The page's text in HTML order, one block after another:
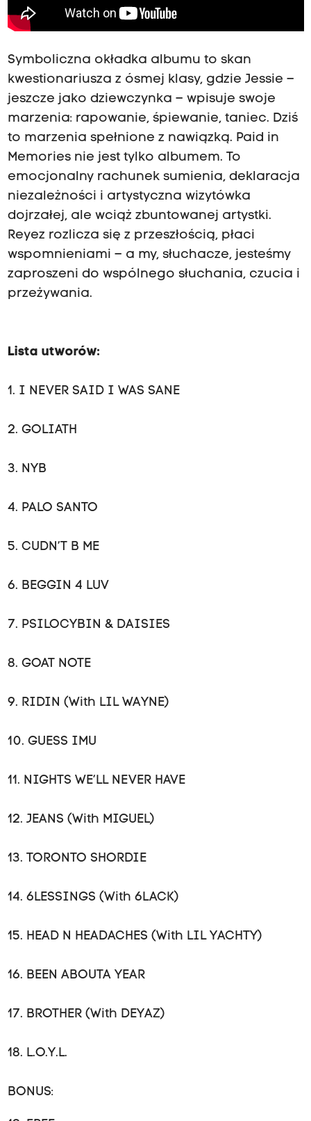
Symboliczna okładka albumu to skan
kwestionariusza z ósmej klasy, gdzie Jessie –
jeszcze jako dziewczynka – wpisuje swoje
marzenia: rapowanie, śpiewanie, taniec. Dziś
to marzenia spełnione z nawiązką. Paid in
Memories nie jest tylko albumem. To
emocjonalny rachunek sumienia, deklaracja
niezależności i artystyczna wizytówka
dojrzałej, ale wciąż zbuntowanej artystki.
Reyez rozlicza się z przeszłością, płaci
wspomnieniami – a my, słuchacze, jesteśmy
zaproszeni do wspólnego słuchania, czucia i
przeżywania.
Lista utworów:
1. I NEVER SAID I WAS SANE
2. GOLIATH
3. NYB
4. PALO SANTO
5. CUDN’T B ME
6. BEGGIN 4 LUV
7. PSILOCYBIN & DAISIES
8. GOAT NOTE
9. RIDIN (With LIL WAYNE)
10. GUESS IMU
11. NIGHTS WE’LL NEVER HAVE
12. JEANS (With MIGUEL)
13. TORONTO SHORDIE
14. 6LESSINGS (With 6LACK)
15. HEAD N HEADACHES (With LIL YACHTY)
16. BEEN ABOUTA YEAR
17. BROTHER (With DEYAZ)
18. L.O.Y.L.
BONUS: